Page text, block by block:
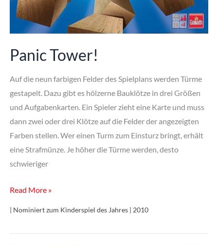
Panic Tower!
Auf die neun farbigen Felder des Spielplans werden Türme
gestapelt. Dazu gibt es hölzerne Bauklötze in drei Größen
und Aufgabenkarten. Ein Spieler zieht eine Karte und muss
dann zwei oder drei Klötze auf die Felder der angezeigten
Farben stellen. Wer einen Turm zum Einsturz bringt, erhält
eine Strafmünze. Je höher die Türme werden, desto
schwieriger
Panic
Read More »
| Nominiert zum Kinderspiel des Jahres | 2010